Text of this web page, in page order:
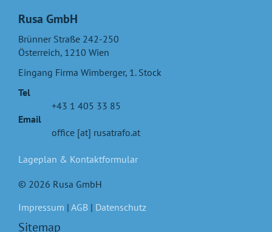
Rusa GmbH
Brünner Straße 242-250
Österreich, 1210 Wien
Eingang Firma Wimberger, 1. Stock
Tel
+43 1 405 33 85
Email
office [at] rusatrafo.at
Lageplan & Kontaktformular
© 2026 Rusa GmbH
Impressum | AGB | Datenschutz
Sitemap